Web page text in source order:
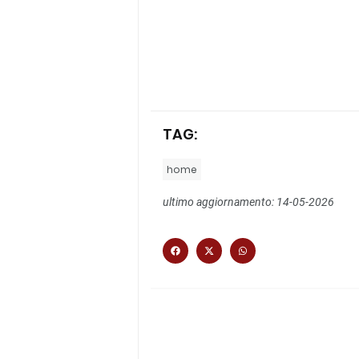
TAG:
home
ultimo aggiornamento: 14-05-2026